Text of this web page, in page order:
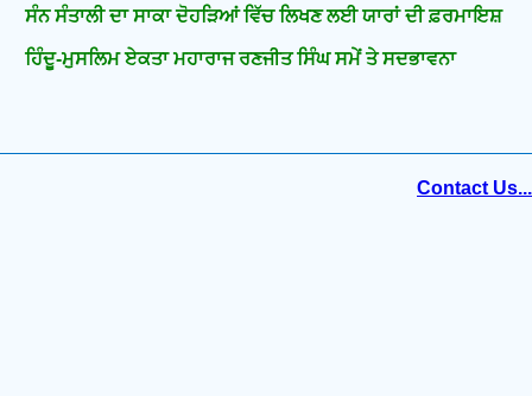
ਸੰਨ ਸੰਤਾਲੀ ਦਾ ਸਾਕਾ ਦੋਹੜਿਆਂ ਵਿੱਚ ਲਿਖਣ ਲਈ ਯਾਰਾਂ ਦੀ ਫ਼ਰਮਾਇਸ਼
ਹਿੰਦੂ-ਮੁਸਲਿਮ ਏਕਤਾ ਮਹਾਰਾਜ ਰਣਜੀਤ ਸਿੰਘ ਸਮੇਂ ਤੇ ਸਦਭਾਵਨਾ
Contact Us...